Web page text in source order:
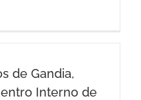
de Gandia,
Interno de